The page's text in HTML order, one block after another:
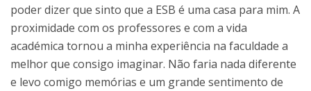
poder dizer que sinto que a ESB é uma casa para mim. A
proximidade com os professores e com a vida
académica tornou a minha experiência na faculdade a
melhor que consigo imaginar. Não faria nada diferente
e levo comigo memórias e um grande sentimento de